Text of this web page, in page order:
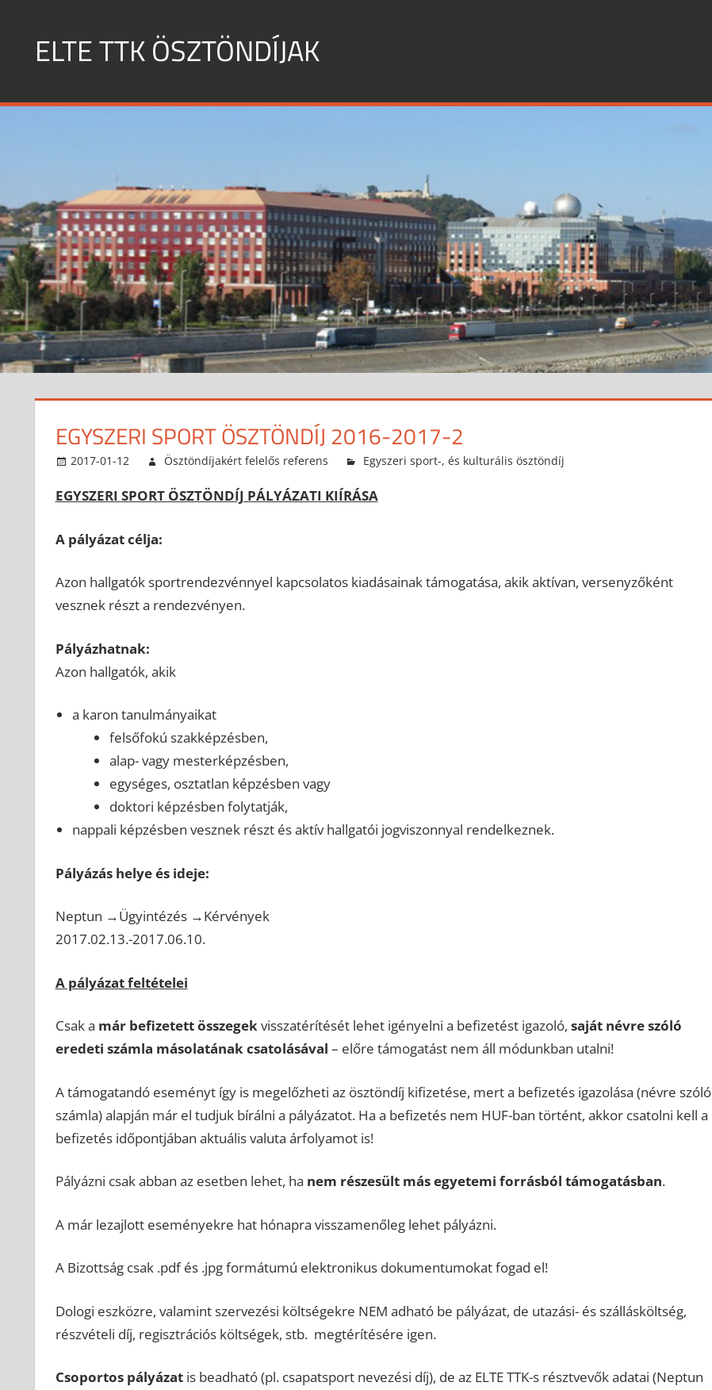
contentELTE TTK ÖSZTÖNDÍJAK
EGYSZERI SPORT ÖSZTÖNDÍJ 2016-2017-2
2017-01-12 Ösztöndíjakért felelős referens Egyszeri sport-, és kulturális ösztöndíj
EGYSZERI SPORT ÖSZTÖNDÍJ PÁLYÁZATI KIÍRÁSA
A pályázat célja:
Azon hallgatók sportrendezvénnyel kapcsolatos kiadásainak támogatása, akik aktívan, versenyzőként
vesznek részt a rendezvényen.
Pályázhatnak:
Azon hallgatók, akik
a karon tanulmányaikat
felsőfokú szakképzésben,
alap- vagy mesterképzésben,
egységes, osztatlan képzésben vagy
doktori képzésben folytatják,
nappali képzésben vesznek részt és aktív hallgatói jogviszonnyal rendelkeznek.
Pályázás helye és ideje:
Neptun →Ügyintézés →Kérvények
2017.02.13.-2017.06.10.
A pályázat feltételei
Csak a már befizetett összegekvisszatérítését lehet igényelni a befizetést igazoló, saját névre szóló
eredeti számla másolatának csatolásával – előre támogatást nem áll módunkban utalni!
A támogatandó eseményt így is megelőzheti az ösztöndíj kifizetése, mert a befizetés igazolása (névre szóló
számla) alapján már el tudjuk bírálni a pályázatot. Ha a befizetés nem HUF-ban történt, akkor csatolni kell a
befizetés időpontjában aktuális valuta árfolyamot is!
Pályázni csak abban az esetben lehet, ha nem részesült más egyetemi forrásból támogatásban.
A már lezajlott eseményekre hat hónapra visszamenőleg lehet pályázni.
A Bizottság csak .pdf és .jpg formátumú elektronikus dokumentumokat fogad el!
Dologi eszközre, valamint szervezési költségekre NEM adható be pályázat, de utazási- és szállásköltség,
részvételi díj, regisztrációs költségek, stb. megtérítésére igen.
Csoportos pályázatis beadható (pl. csapatsport nevezési díj), de az ELTE TTK-s résztvevők adatai (Neptun